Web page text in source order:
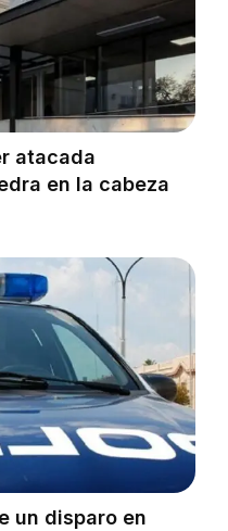
atacada
en la cabeza
un disparo en